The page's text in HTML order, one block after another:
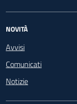
NOVITÀ
Avvisi
Comunicati
Notizie